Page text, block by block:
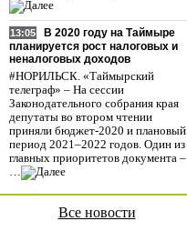
13:05
В 2020 году на Таймыре
планируется рост налоговых и
неналоговых доходов
#НОРИЛЬСК. «Таймырский
телеграф» – На сессии
Законодательного собрания края
депутаты во втором чтении
приняли бюджет-2020 и плановый
период 2021–2022 годов. Один из
главных приоритетов документа –
…
Все новости